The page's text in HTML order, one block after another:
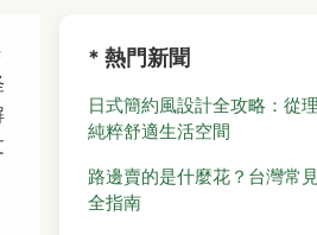
* 熱門新聞
日式簡約風設計全攻略：從
純粹舒適生活空間
路邊賣的是什麼花？台灣常
全指南